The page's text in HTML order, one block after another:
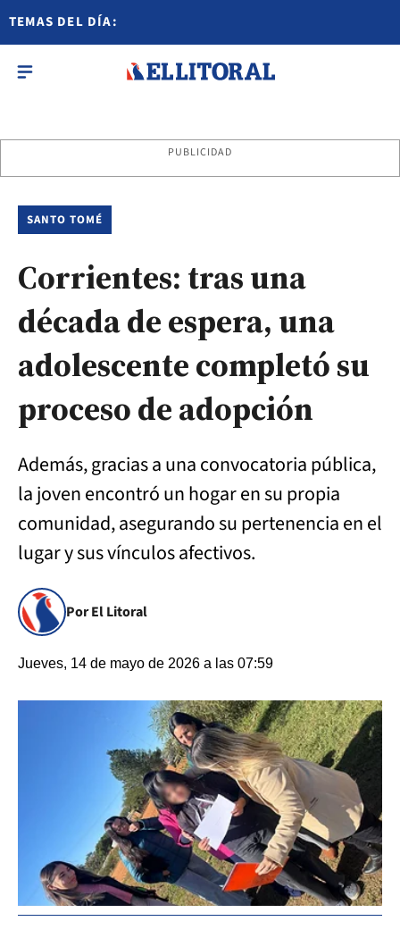
TEMAS DEL DÍA:
PUBLICIDAD
SANTO TOMÉ
Corrientes: tras una
década de espera, una
adolescente completó su
proceso de adopción
Además, gracias a una convocatoria pública,
la joven encontró un hogar en su propia
comunidad, asegurando su pertenencia en el
lugar y sus vínculos afectivos.
Por El Litoral
Jueves, 14 de mayo de 2026 a las 07:59